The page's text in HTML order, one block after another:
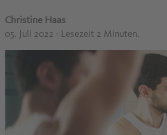
Christine Haas
05. Juli 2022 · Lesezeit 2 Minuten.